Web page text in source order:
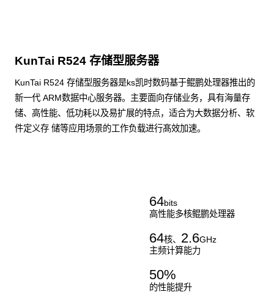
KunTai R524 存储型服务器
KunTai R524 存储型服务器是ks凯时数码基于鲲鹏处理器推出的
新一代 ARM数据中心服务器。主要面向存储业务，具有海量存
储、高性能、低功耗以及易扩展的特点，适合为大数据分析、软
件定义存 储等应用场景的工作负载进行髙效加速。
64bits
高性能多核鲲鹏处理器
64核、 2.6GHz
主频计算能力
50%
的性能提升